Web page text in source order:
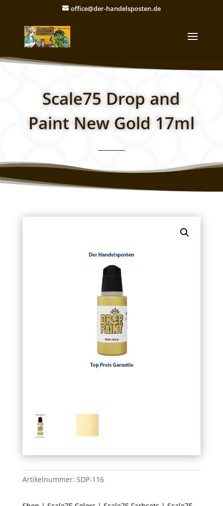
office@der-handelsposten.de
Scale75 Drop and
Paint New Gold 17ml
Artikelnummer: SDP-116